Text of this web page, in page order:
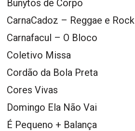
Bunytos de Corpo
CarnaCadoz – Reggae e Rock
Carnafacul – O Bloco
Coletivo Missa
Cordão da Bola Preta
Cores Vivas
Domingo Ela Não Vai
É Pequeno + Balança